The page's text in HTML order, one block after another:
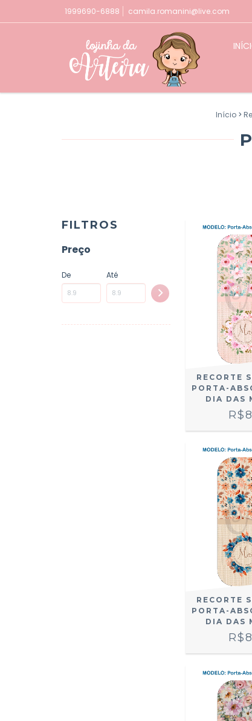
1999690-6888 camila.romanini@live.com
Início >
FILTROS
Preço
De Até
RECORTE
PORTA-
DIA DAS
RECORTE
PORTA-
DIA DAS